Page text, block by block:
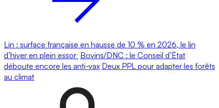
Lin : surface française en hausse de 10 % en 2026, le lin
d’hiver en plein essor Bovins/DNC : le Conseil d’État
déboute encore les anti-vax Deux PPL pour adapter les forêts
au climat